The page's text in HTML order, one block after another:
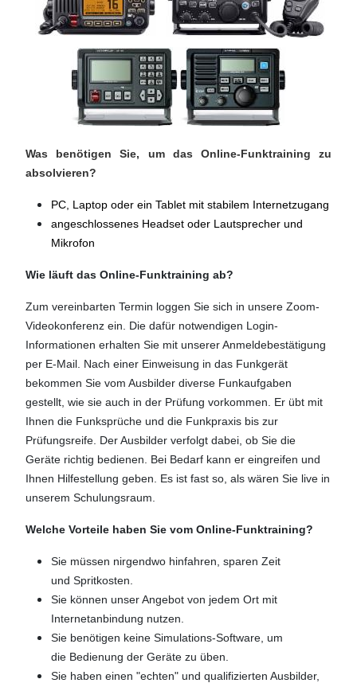
Was benötigen Sie, um das Online-Funktraining zu
absolvieren?
PC, Laptop oder ein Tablet mit stabilem Internetzugang
angeschlossenes Headset oder Lautsprecher und
Mikrofon
Wie läuft das Online-Funktraining ab?
Zum vereinbarten Termin loggen Sie sich in unsere Zoom-
Videokonferenz ein. Die dafür notwendigen Login-
Informationen erhalten Sie mit unserer Anmeldebestätigung
per E-Mail. Nach einer Einweisung in das Funkgerät
bekommen Sie vom Ausbilder diverse Funkaufgaben
gestellt, wie sie auch in der Prüfung vorkommen. Er übt mit
Ihnen die Funksprüche und die Funkpraxis bis zur
Prüfungsreife. Der Ausbilder verfolgt dabei, ob Sie die
Geräte richtig bedienen. Bei Bedarf kann er eingreifen und
Ihnen Hilfestellung geben. Es ist fast so, als wären Sie live in
unserem Schulungsraum.
Welche Vorteile haben Sie vom Online-Funktraining?
Sie müssen nirgendwo hinfahren, sparen Zeit
und Spritkosten.
Sie können unser Angebot von jedem Ort mit
Internetanbindung nutzen.
Sie benötigen keine Simulations-Software, um
die Bedienung der Geräte zu üben.
Sie haben einen "echten" und qualifizierten Ausbilder,